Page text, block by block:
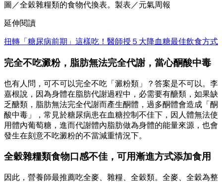
圖／全穀雜糧類的食物代換表。製表／元氣周報
延伸閱讀
扭轉「糖尿病前期」這樣吃！醫師授５大降血糖最佳飲食方式
完全不吃澱粉，脂肪無法完全代謝，當心酮酸中毒
也有人問，可不可以完全不吃「澱粉類」？答案是不可以。李
嘉根說，因為身體在脂肪代謝過程中，必需要有醣類，如果缺
乏醣類，脂肪無法完全代謝而產生酮體，過多酮體會造成「酮
酸中毒」，常見於糖尿病患在血糖控制不佳下，因人體無法使
用體內葡萄糖，進而代謝體內脂肪做為身體的能量來源，也會
發生在刻意不吃澱粉的不當減重情況下。
全穀雜糧類食物口感不佳，可用漸進方式添加食用
因此，營養師最推薦吃全麥、雜糧、全穀類。全麥、全穀為整